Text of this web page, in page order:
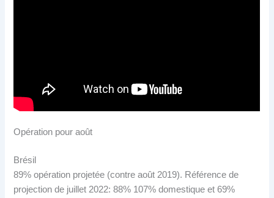
Opération pour août
Brésil
89% opération projetée (contre août 2019). Référence de
projection de juillet 2022: 88% 107% domestique et 69%